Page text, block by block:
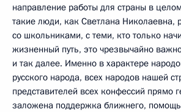
направление работы для страны в
такие люди, как Светлана Николаевна,
со школьниками, с теми, кто только
жизненный путь, это чрезвычайно
и так далее. Именно в характере
русского народа, всех народов нашей
представителей всех конфессий прямо
заложена поддержка ближнего, помощь